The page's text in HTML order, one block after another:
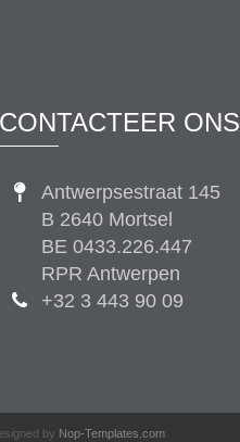
CONTACTEER ONS
Antwerpsestraat 145
B 2640 Mortsel
BE 0433.226.447
RPR Antwerpen
+32 3 443 90 09
by Nop-Templates.com